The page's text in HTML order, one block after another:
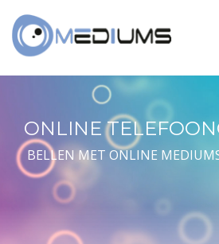
ONLINE
BELLEN MET ONLINE